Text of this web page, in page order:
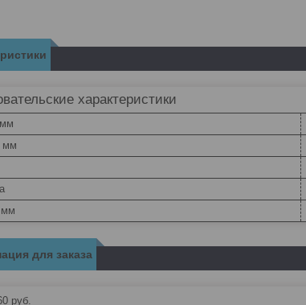
характеристики
мм
для заказа
руб.